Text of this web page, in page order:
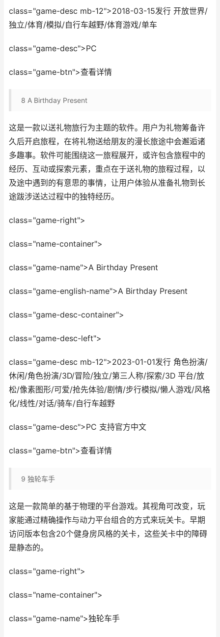
class="game-desc mb-12">2018-03-15发行 开放世界/
独立/体育/模拟/自行车越野/体育游戏/单车
class="game-desc">PC
class="game-btn">查看详情
8 A Birthday Present
这是一款以送礼物旅行为主题的软件。用户为礼物筹备许
久后开启旅程，在将礼物送给朋友的漫长旅途中会邂逅诸
多趣事。软件可能围绕这一旅程展开，或许包含旅程中的
经历、互动或探索元素，重点在于送礼物的旅程过程，以
及途中遇到的有意思的事情，让用户体验从准备礼物到长
途跋涉送达过程中的独特经历。
class="game-right">
class="name-container">
class="game-name">A Birthday Present
class="game-english-name">A Birthday Present
class="game-desc-container">
class="game-desc-left">
class="game-desc mb-12">2023-01-01发行 角色扮演/
休闲/角色扮演/3D/冒险/独立/第三人称/探索/3D 平台/放
松/像素图形/可爱/抢先体验/剧情/步行模拟/懒人游戏/风格
化/线性/对话/骑车/自行车越野
class="game-desc">PC 支持官方中文
class="game-btn">查看详情
9 独轮车手
这是一款简单的基于物理的平台游戏。其视角可改变，玩
家能通过精确操作与动力平台组合的方式来玩关卡。早期
访问版本包含20个健身房风格的关卡，这些关卡中的障碍
是静态的。
class="game-right">
class="name-container">
class="game-name">独轮车手